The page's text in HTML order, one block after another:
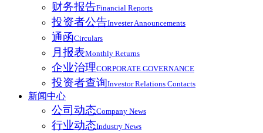
财务报告Financial Reports
投资者公告Invester Announcements
通函Circulars
月报表Monthly Returns
企业治理CORPORATE GOVERNANCE
投资者查询Investor Relations Contacts
新闻中心
公司动态Company News
行业动态Industry News